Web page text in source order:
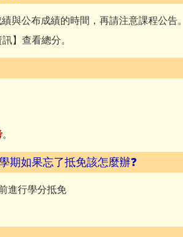
與公布成績的時間，再請注意課程公告。
】查看總分。
。
期如果忘了抵免該怎麼辦❓
進行學分抵免